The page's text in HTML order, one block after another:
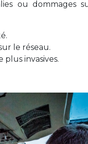
ou dommages
le réseau.
invasives.